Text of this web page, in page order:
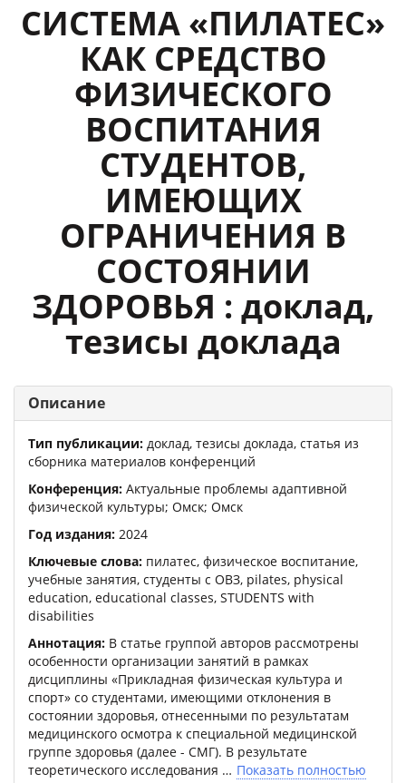
СИСТЕМА «ПИЛАТЕС»
КАК СРЕДСТВО
ФИЗИЧЕСКОГО
ВОСПИТАНИЯ
СТУДЕНТОВ,
ИМЕЮЩИХ
ОГРАНИЧЕНИЯ В
СОСТОЯНИИ
ЗДОРОВЬЯ : доклад,
тезисы доклада
Описание
Тип публикации: доклад, тезисы доклада, статья из
сборника материалов конференций
Конференция: Актуальные проблемы адаптивной
физической культуры; Омск; Омск
Год издания: 2024
Ключевые слова: пилатес, физическое воспитание,
учебные занятия, студенты с ОВЗ, pilates, physical
education, educational classes, STUDENTS with
disabilities
Аннотация: В статье группой авторов рассмотрены
особенности организации занятий в рамках
дисциплины «Прикладная физическая культура и
спорт» со студентами, имеющими отклонения в
состоянии здоровья, отнесенными по результатам
медицинского осмотра к специальной медицинской
группе здоровья (далее - СМГ). В результате
теоретического исследования
Показать полностью